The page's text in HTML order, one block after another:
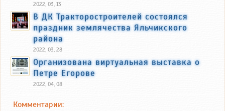
2022, 03, 13
В ДК Тракторостроителей состоялся
праздник землячества Яльчикского
района
2022, 03, 28
Организована виртуальная выставка о
Петре Егорове
2022, 04, 08
Комментарии: